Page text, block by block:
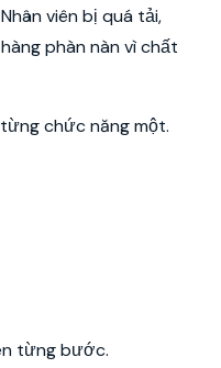
viên bị quá tải,
phàn nàn vì chất
chức năng một.
từng bước.